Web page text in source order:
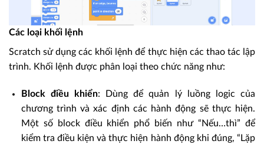
Các loại khối lệnh
Scratch sử dụng các khối lệnh để thực hiện các thao tác lập
trình. Khối lệnh được phân loại theo chức năng như:
Block điều khiển: Dùng để quản lý luồng logic của
chương trình và xác định các hành động sẽ thực hiện.
Một số block điều khiển phổ biến như “Nếu…thì” để
kiểm tra điều kiện và thực hiện hành động khi đúng, “Lặp